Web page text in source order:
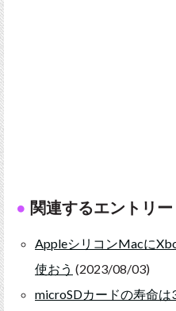
関連するエントリー
AppleシリコンMacに
使おう (2023/08/03)
microSDカードの寿命